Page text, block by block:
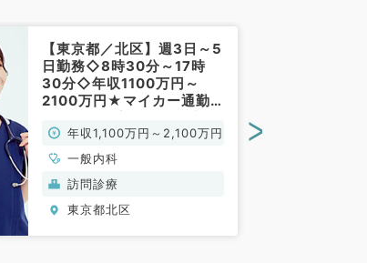
【東京都／北区】週3日～5
日勤務◇8時30分～17時
30分◇年収1100万円～
2100万円★マイカー通勤
診療のお仕事です（一般内
科／常勤）
年収1,100万円～2,100万円
一般内科
訪問診療
東京都北区
>